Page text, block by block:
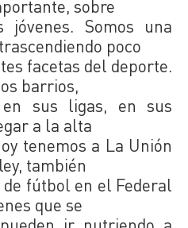
sobre
jóvenes. Somos una
poco
facetas del deporte.
barrios,
sus ligas, en sus
a la alta
tenemos a La Unión
también
fútbol en el Federal
que se